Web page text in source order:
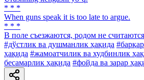
* * *
When guns speak it is too late to argue.
* * *
В поле съезжаются, родом не считаются
#дўстлик ва душманлик ҳақида
ҳақида #жамоатчилик ва худбинлик
бесамарлик ҳақида #фойда ва зарар